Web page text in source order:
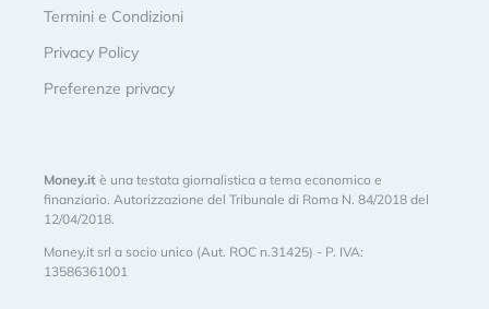
Termini e Condizioni
Privacy Policy
Preferenze privacy
Money.it è una testata giornalistica a tema economico e
finanziario. Autorizzazione del Tribunale di Roma N. 84/2018 del
12/04/2018.
Money.it srl a socio unico (Aut. ROC n.31425) - P. IVA:
13586361001